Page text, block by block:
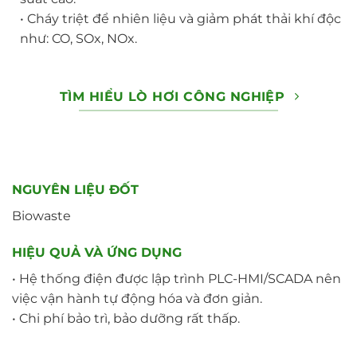
• Cháy triệt để nhiên liệu và giảm phát thải khí độc
như: CO, SOx, NOx.
TÌM HIỂU LÒ HƠI CÔNG NGHIỆP
NGUYÊN LIỆU ĐỐT
Biowaste
HIỆU QUẢ VÀ ỨNG DỤNG
• Hệ thống điện được lập trình PLC-HMI/SCADA nên
việc vận hành tự động hóa và đơn giản.
• Chi phí bảo trì, bảo dưỡng rất thấp.